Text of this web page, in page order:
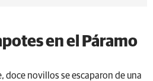
en el Páramo
doce novillos se escaparon de una